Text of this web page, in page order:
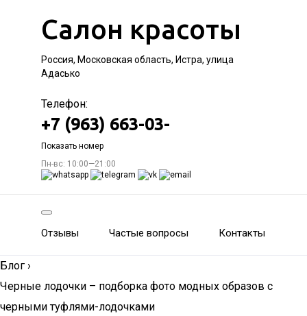
Салон красоты
Россия, Московская область, Истра, улица
Адасько
Телефон:
+7 (963) 663-03-
Показать номер
Пн-вс: 10:00—21:00
Отзывы Частые вопросы Контакты
Блог ›
Черные лодочки – подборка фото модных образов с
черными туфлями-лодочками